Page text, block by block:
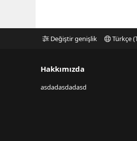
Değiştir genişlik Türkçe
Hakkımızda
asdadasdadasd